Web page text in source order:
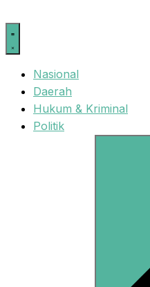
ke
isi
Nasional
Daerah
Hukum & Kriminal
Politik